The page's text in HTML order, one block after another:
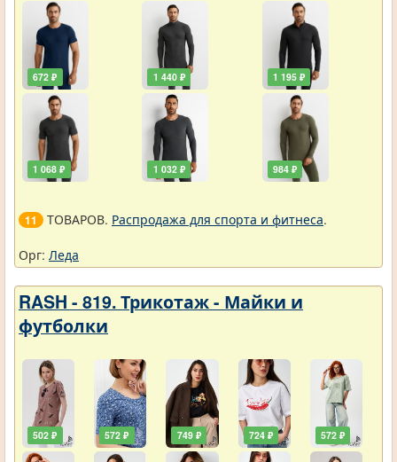
672 ₽
1 068 ₽
1 440 ₽
1 032 ₽
1 195 ₽
984 ₽
11 ТОВАРОВ. Распродажа для спорта и фитнеса.
Орг: Леда
RASH - 819. Трикотаж - Майки и
футболки
502 ₽ 572 ₽ 749 ₽ 724 ₽ 572 ₽